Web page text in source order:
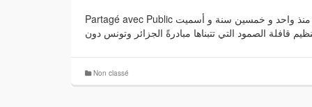
Partagé avec Public تنظيم قافلة شعبيّة لتجاوز الحدود التي فرضها الإستعمار الغربي على شعوب إفريقيا يرجع تاريخه لمبادرة الحسن الثاني ملك المغرب منذ واحد و خمسين سنة و أسميت
Non classé